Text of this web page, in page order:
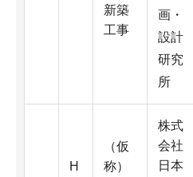
新築
工事
画・
設計
研究
所
H
（仮
称）
株式
会社
日本